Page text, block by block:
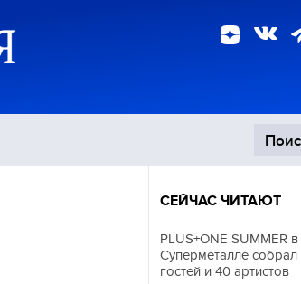
Происшествия
СЕЙЧАС ЧИТАЮТ
PLUS+ONE SUMMER в
Суперметалле
гостей и 40 артистов